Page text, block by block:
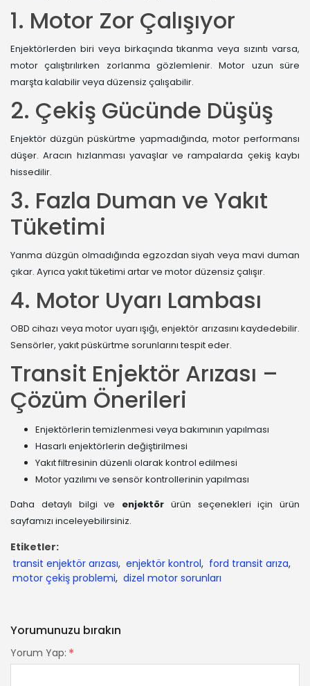
1. Motor Zor Çalışıyor
Enjektörlerden biri veya birkaçında tıkanma veya sızıntı varsa,
motor çalıştırılırken zorlanma gözlemlenir. Motor uzun süre
marşta kalabilir veya düzensiz çalışabilir.
2. Çekiş Gücünde Düşüş
Enjektör düzgün püskürtme yapmadığında, motor performansı
düşer. Aracın hızlanması yavaşlar ve rampalarda çekiş kaybı
hissedilir.
3. Fazla Duman ve Yakıt
Tüketimi
Yanma düzgün olmadığında egzozdan siyah veya mavi duman
çıkar. Ayrıca yakıt tüketimi artar ve motor düzensiz çalışır.
4. Motor Uyarı Lambası
OBD cihazı veya motor uyarı ışığı, enjektör arızasını kaydedebilir.
Sensörler, yakıt püskürtme sorunlarını tespit eder.
Transit Enjektör Arızası –
Çözüm Önerileri
Enjektörlerin temizlenmesi veya bakımının yapılması
Hasarlı enjektörlerin değiştirilmesi
Yakıt filtresinin düzenli olarak kontrol edilmesi
Motor yazılımı ve sensör kontrollerinin yapılması
Daha detaylı bilgi ve enjektör ürün seçenekleri için ürün
sayfamızı inceleyebilirsiniz.
Etiketler:
transit enjektör arızası, enjektör kontrol, ford transit arıza,
motor çekiş problemi, dizel motor sorunları
Yorumunuzu bırakın
Yorum Yap: *